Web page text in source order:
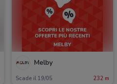
Melby
Scade il 19/05 232 m